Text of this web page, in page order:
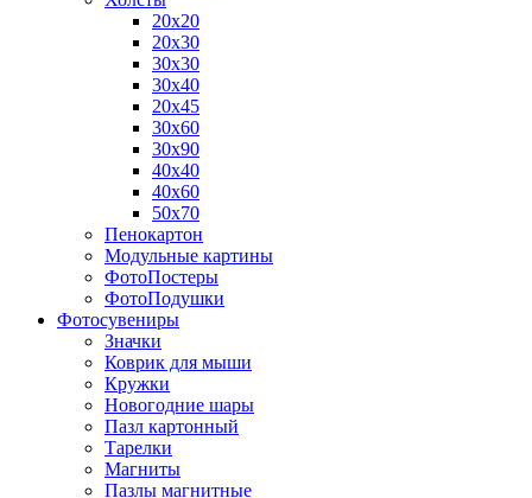
20х20
20х30
30х30
30х40
20х45
30х60
30х90
40х40
40х60
50х70
Пенокартон
Модульные картины
ФотоПостеры
ФотоПодушки
Фотоcувениры
Значки
Коврик для мыши
Кружки
Новогодние шары
Пазл картонный
Тарелки
Магниты
Пазлы магнитные